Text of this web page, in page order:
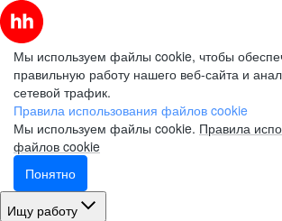
Мы используем файлы cookie, чтобы
правильную работу нашего веб-сайта и
сетевой трафик.
Правила использования файлов cookie
Мы используем файлы cookie. Правила
файлов cookie
Понятно
Ищу работу